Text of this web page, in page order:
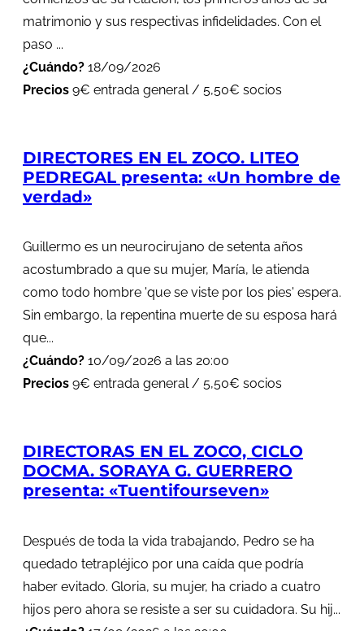
matrimonio y sus respectivas infidelidades. Con el
paso ...
¿Cuándo? 18/09/2026
Precios 9€ entrada general / 5,50€ socios
DIRECTORES EN EL ZOCO. LITEO
PEDREGAL presenta: «Un hombre de
verdad»
Guillermo es un neurocirujano de setenta años
acostumbrado a que su mujer, María, le atienda
como todo hombre 'que se viste por los pies' espera.
Sin embargo, la repentina muerte de su esposa hará
que...
¿Cuándo? 10/09/2026 a las 20:00
Precios 9€ entrada general / 5,50€ socios
DIRECTORAS EN EL ZOCO, CICLO
DOCMA. SORAYA G. GUERRERO
presenta: «Tuentifourseven»
Después de toda la vida trabajando, Pedro se ha
quedado tetrapléjico por una caída que podría
haber evitado. Gloria, su mujer, ha criado a cuatro
hijos pero ahora se resiste a ser su cuidadora. Su hij...